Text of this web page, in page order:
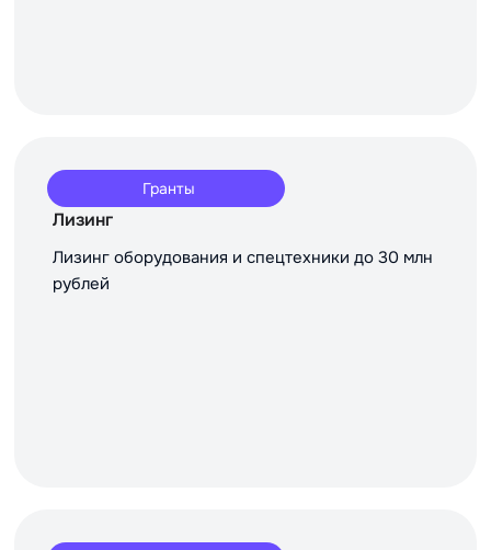
Гранты
Лизинг
Лизинг оборудования и спецтехники до 30 млн
рублей